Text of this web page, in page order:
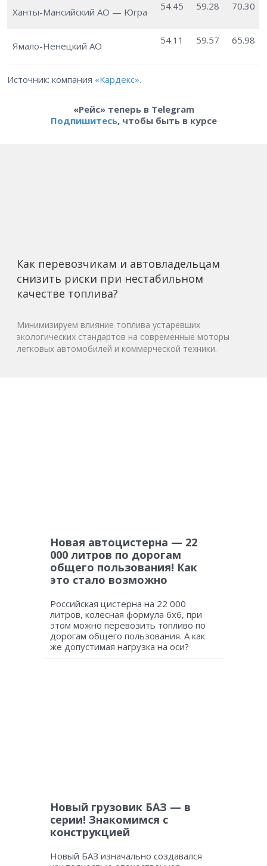
Ханты-Мансийский АО — Югра 54.45 59.28 70.30
Ямало-Ненецкий АО 54.11 59.57 65.98
Источник: компания «Кардекс».
«Рейс» теперь в Telegram
Подпишитесь, чтобы быть в курсе
Как перевозчикам и автовладельцам
снизить риски при нестабильном
качестве топлива?
Минимизируем влияние топлива устаревших
экологических стандартов на современные моторы
легковых автомобилей и коммерческой техники.
Новая автоцистерна — 22
000 литров по дорогам
общего пользования! Как
это стало возможно
Российская цистерна на 22 000
литров, колесная формула 6х6, при
этом можно перевозить топливо по
дорогам общего пользования. А как
же допустимая нагрузка на оси?
Новый грузовик БАЗ — в
серии! Знакомимся с
конструкцией
Новый БАЗ изначально создавался